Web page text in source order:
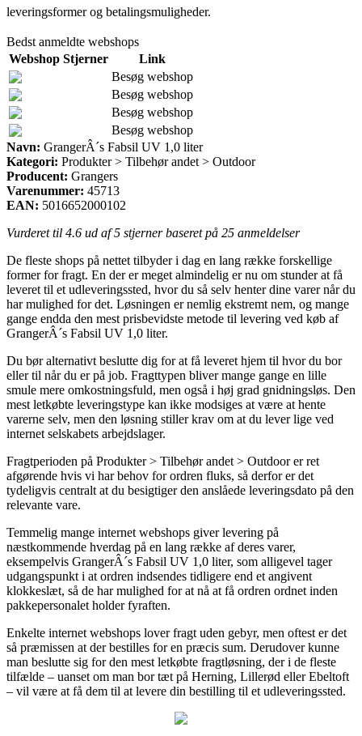
leveringsformer og betalingsmuligheder.
Bedst anmeldte webshops
Webshop Stjerner
Link
Besøg webshop
Besøg webshop
Besøg webshop
Besøg webshop
Navn: GrangerÂ´s Fabsil UV 1,0 liter
Kategori: Produkter > Tilbehør andet > Outdoor
Producent: Grangers
Varenummer: 45713
EAN: 5016652000102
Vurderet til 4.6 ud af 5 stjerner baseret på 25 anmeldelser
De fleste shops på nettet tilbyder i dag en lang række forskellige
former for fragt. En der er meget almindelig er nu om stunder at få
leveret til et udleveringssted, hvor du så selv henter dine varer når du
har mulighed for det. Løsningen er nemlig ekstremt nem, og mange
gange endda den mest prisbevidste metode til levering ved køb af
GrangerÂ´s Fabsil UV 1,0 liter.
Du bør alternativt beslutte dig for at få leveret hjem til hvor du bor
eller til når du er på job. Fragttypen bliver mange gange en lille
smule mere omkostningsfuld, men også i høj grad gnidningsløs. Den
mest letkøbte leveringstype kan ikke modsiges at være at hente
varerne selv, men den løsning stiller krav om at du lever lige ved
internet selskabets arbejdslager.
Fragtperioden på Produkter > Tilbehør andet > Outdoor er ret
afgørende hvis vi har behov for ordren fluks, så derfor er det
tydeligvis centralt at du besigtiger den anslåede leveringsdato på den
relevante vare.
Temmelig mange internet webshops giver levering på
næstkommende hverdag på en lang række af deres varer,
eksempelvis GrangerÂ´s Fabsil UV 1,0 liter, som alligevel tager
udgangspunkt i at ordren indsendes tidligere end et angivent
klokkeslæt, så de har mulighed for at nå at få ordren ordnet inden
pakkepersonalet holder fyraften.
Enkelte internet webshops lover fragt uden gebyr, men oftest er det
så præmissen at der bestilles for en præcis sum. Derudover kunne
man beslutte sig for den mest letkøbte fragtløsning, der i de fleste
tilfælde – uanset om man bor tæt på Herning, Lillerød eller Ebeltoft
– vil være at få dem til at levere din bestilling til et udleveringssted.